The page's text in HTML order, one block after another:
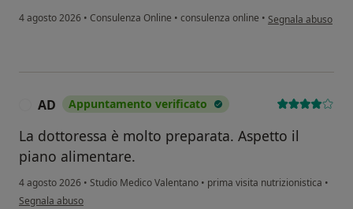
4 agosto 2026 • Consulenza Online • consulenza online • secondo l'opinione
Segnala abuso
AD Appuntamento verificato
La dottoressa è molto preparata. Aspetto il
piano alimentare.
4 agosto 2026 • Studio Medico Valentano • prima visita nutrizionistica •
secondo l'opinione dell'utente AD
Segnala abuso